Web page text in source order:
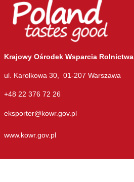
Krajowy Ośrodek Wsparcia Rolnictwa
ul. Karolkowa 30, 01-207 Warszawa
+48 22 376 72 26
eksporter@kowr.gov.pl
www.kowr.gov.pl